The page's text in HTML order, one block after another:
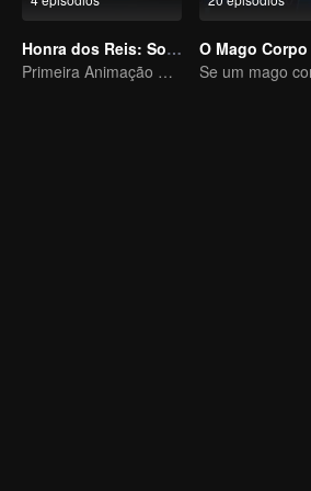
Honra dos Reis: Sonho Eterno
Primeira Animação Oficial de Honra dos Reis